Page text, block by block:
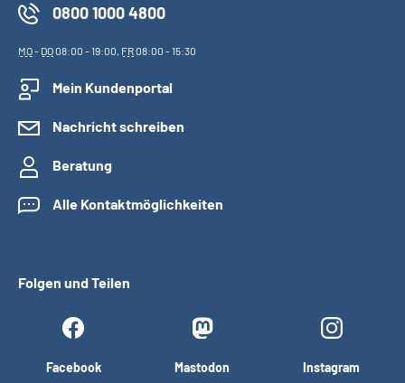
0800 1000 4800
MO- DO08:00 - 19:00, FR08:00 - 15:30
Mein Kundenportal
Nachricht schreiben
Beratung
Alle Kontaktmöglichkeiten
Folgen und Teilen
Facebook Mastodon Instagram